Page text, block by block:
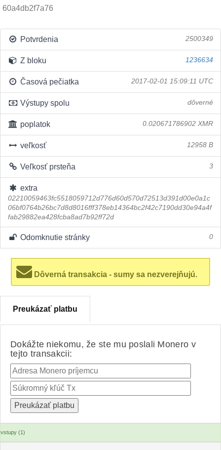
60a4db2f7a76
Potvrdenia 2500349
Z bloku 1236634
Časová pečiatka 2017-02-01 15:09:11 UTC
Výstupy spolu dôverné
poplatok 0.020671786902 XMR
veľkosť 12958 B
Veľkosť prsteňa 3
extra
02210059463fc5518059712d776d60d570d72513d391d00e0a1c
06bf0764b26bc7d8d8016fff378eb14364bc2f42c7190dd30e94a4f
fab29882ea428fcba8ad7b92ff72d
Odomknutie stránky 0
Dôverná transakcia - sumy sa nezverejňujú.
Preukázať platbu
Dokážte niekomu, že ste mu poslali Monero v
tejto transakcii:
vstupy (1)